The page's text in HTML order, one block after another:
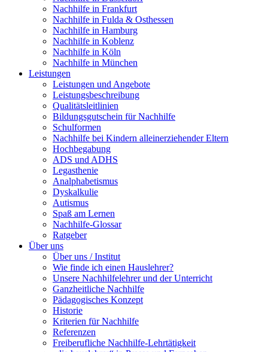
Nachhilfe in Frankfurt
Nachhilfe in Fulda & Osthessen
Nachhilfe in Hamburg
Nachhilfe in Koblenz
Nachhilfe in Köln
Nachhilfe in München
Leistungen
Leistungen und Angebote
Leistungsbeschreibung
Qualitätsleitlinien
Bildungsgutschein für Nachhilfe
Schulformen
Nachhilfe bei Kindern alleinerziehender Eltern
Hochbegabung
ADS und ADHS
Legasthenie
Analphabetismus
Dyskalkulie
Autismus
Spaß am Lernen
Nachhilfe-Glossar
Ratgeber
Über uns
Über uns / Institut
Wie finde ich einen Hauslehrer?
Unsere Nachhilfelehrer und der Unterricht
Ganzheitliche Nachhilfe
Pädagogisches Konzept
Historie
Kriterien für Nachhilfe
Referenzen
Freiberufliche Nachhilfe-Lehrtätigkeit